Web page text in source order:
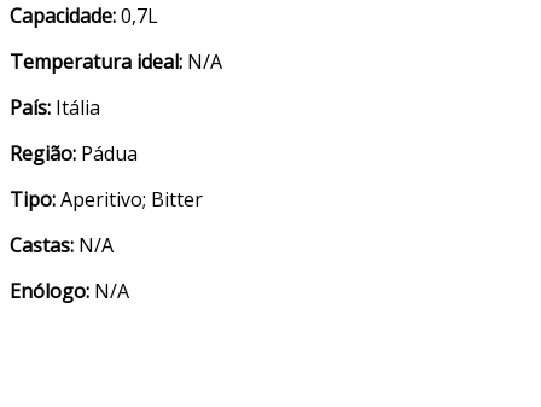
Capacidade:0,7L
Temperatura ideal: N/A
País: Itália
Região: Pádua
Tipo:Aperitivo; Bitter
Castas: N/A
Enólogo: N/A